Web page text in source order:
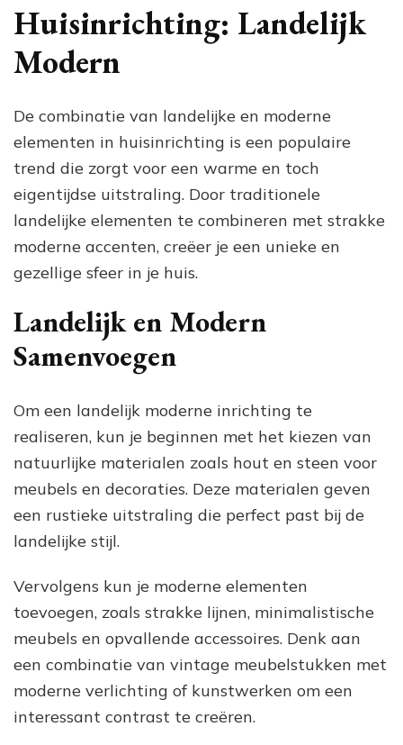
Modern
Stijlvol
Huisinrichting: Landelijk
Modern
De combinatie van landelijke en moderne
elementen in huisinrichting is een populaire
trend die zorgt voor een warme en toch
eigentijdse uitstraling. Door traditionele
landelijke elementen te combineren met strakke
moderne accenten, creëer je een unieke en
gezellige sfeer in je huis.
Landelijk en Modern
Samenvoegen
Om een landelijk moderne inrichting te
realiseren, kun je beginnen met het kiezen van
natuurlijke materialen zoals hout en steen voor
meubels en decoraties. Deze materialen geven
een rustieke uitstraling die perfect past bij de
landelijke stijl.
Vervolgens kun je moderne elementen
toevoegen, zoals strakke lijnen, minimalistische
meubels en opvallende accessoires. Denk aan
een combinatie van vintage meubelstukken met
moderne verlichting of kunstwerken om een
interessant contrast te creëren.